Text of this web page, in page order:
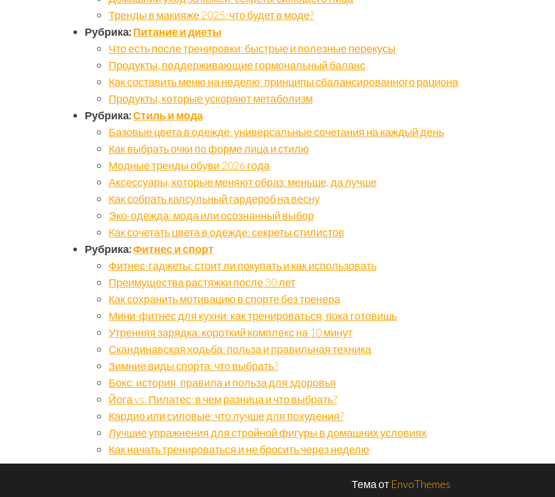
Тренды в макияже 2025: что будет в моде?
Рубрика:Питание и диеты
Что есть после тренировки: быстрые и полезные перекусы
Продукты, поддерживающие гормональный баланс
Как составить меню на неделю: принципы сбалансированного рациона
Продукты, которые ускоряют метаболизм
Рубрика:Стиль и мода
Базовые цвета в одежде: универсальные сочетания на каждый день
Как выбрать очки по форме лица и стилю
Модные тренды обуви 2026 года
Аксессуары, которые меняют образ: меньше, да лучше
Как собрать капсульный гардероб на весну
Эко-одежда: мода или осознанный выбор
Как сочетать цвета в одежде: секреты стилистов
Рубрика:Фитнес и спорт
Фитнес-гаджеты: стоит ли покупать и как использовать
Преимущества растяжки после 30 лет
Как сохранить мотивацию в спорте без тренера
Мини-фитнес для кухни: как тренироваться, пока готовишь
Утренняя зарядка: короткий комплекс на 10 минут
Скандинавская ходьба: польза и правильная техника
Зимние виды спорта: что выбрать?
Бокс: история, правила и польза для здоровья
Йога vs. Пилатес: в чем разница и что выбрать?
Кардио или силовые: что лучше для похудения?
Лучшие упражнения для стройной фигуры в домашних условиях
Как начать тренироваться и не бросить через неделю
Тема от EnvoThemes